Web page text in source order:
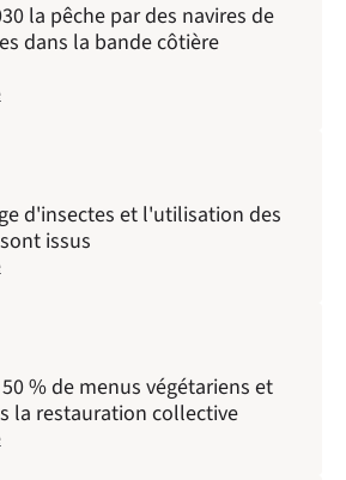
la pêche par des navires de
dans la bande côtière
d'insectes et l'utilisation des
issus
% de menus végétariens et
la restauration collective